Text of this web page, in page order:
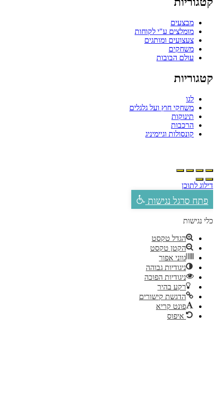
מבצעים
מומלצים ע"י לקוחות
צעצועים ומותגים
משחקים
עולם הבובות
לגו
משחקי חוץ ועל גלגלים
תינוקות
הרכבות
קונסולות וגיימיניג
לתוכן
פתח סרגל נגישות
נגישות
הגדל טקסט
הקטן טקסט
גווני אפור
ניגודיות גבוהה
ניגודיות הפוכה
רקע בהיר
הדגשת קישורים
פונט קריא
איפוס